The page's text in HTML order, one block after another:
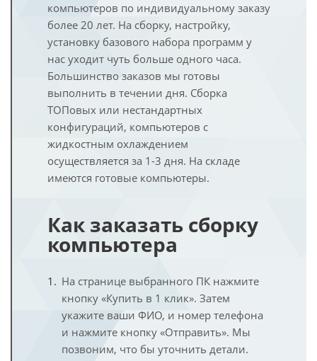
компьютеров по индивидуальному заказу
более 20 лет. На сборку, настройку,
установку базового набора программ у
нас уходит чуть больше одного часа.
Большинство заказов мы готовы
выполнить в течении дня. Сборка
ТОПовых или нестандартных
конфигураций, компьютеров с
жидкостным охлаждением
осуществляется за 1-3 дня. На складе
имеются готовые компьютеры.
Как заказать сборку
компьютера
На странице выбранного ПК нажмите
кнопку «Купить в 1 клик». Затем
укажите ваши ФИО, и номер телефона
и нажмите кнопку «Отправить». Мы
позвоним, что бы уточнить детали.